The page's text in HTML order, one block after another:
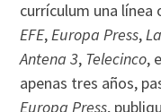
currículum una línea
EFE,Europa Press,
Antena 3, Telecinco,
apenas tres años,
Europa Press,